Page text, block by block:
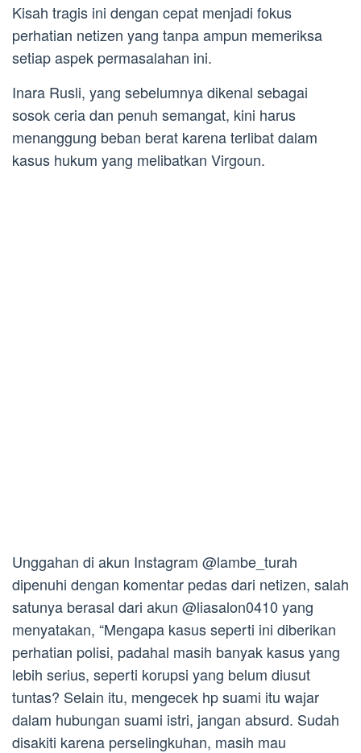
Kisah tragis ini dengan cepat menjadi fokus
perhatian netizen yang tanpa ampun memeriksa
setiap aspek permasalahan ini.
Inara Rusli, yang sebelumnya dikenal sebagai
sosok ceria dan penuh semangat, kini harus
menanggung beban berat karena terlibat dalam
kasus hukum yang melibatkan Virgoun.
Unggahan di akun Instagram @lambe_turah
dipenuhi dengan komentar pedas dari netizen, salah
satunya berasal dari akun @liasalon0410 yang
menyatakan, “Mengapa kasus seperti ini diberikan
perhatian polisi, padahal masih banyak kasus yang
lebih serius, seperti korupsi yang belum diusut
tuntas? Selain itu, mengecek hp suami itu wajar
dalam hubungan suami istri, jangan absurd. Sudah
disakiti karena perselingkuhan, masih mau